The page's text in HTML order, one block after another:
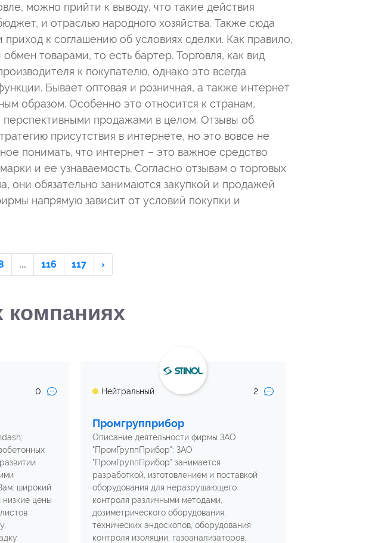
можно прийти к выводу, что такие действия
и отраслью народного хозяйства. Также сюда
к соглашению об условиях сделки. Как правило,
товарами, то есть бартер. Торговля, как вид
к покупателю, однако это всегда
Бывает оптовая и розничная, а также интернет
образом. Особенно это относится к странам,
продажами в целом. Отзывы об
присутствия в интернете, но это вовсе не
понимать, что интернет – это важное средство
и ее узнаваемость. Согласно отзывам о торговых
они обязательно занимаются закупкой и продажей
напрямую зависит от условий покупки и
... 116 117 ›
компаниях
0
широкий
цены
Нейтральный 2
Промгрупприбор
Описание деятельности фирмы ЗАО
"ПромГруппПрибор": ЗАО
"ПромГруппПрибор" занимается
разработкой, изготовлением и поставкой
оборудования для неразрушающего
контроля различными методами,
дозиметрического оборудования,
технических эндоскопов, оборудования
контроля изоляции, газоанализаторов,